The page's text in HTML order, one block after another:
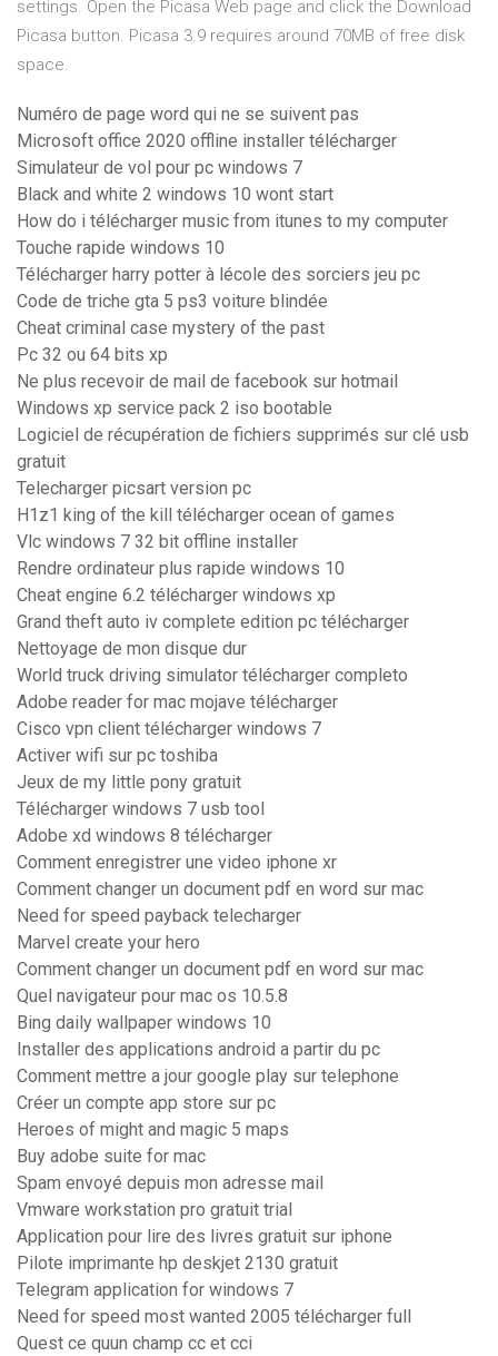
settings. Open the Picasa Web page and click the Download
Picasa button. Picasa 3.9 requires around 70MB of free disk
space.
Numéro de page word qui ne se suivent pas
Microsoft office 2020 offline installer télécharger
Simulateur de vol pour pc windows 7
Black and white 2 windows 10 wont start
How do i télécharger music from itunes to my computer
Touche rapide windows 10
Télécharger harry potter à lécole des sorciers jeu pc
Code de triche gta 5 ps3 voiture blindée
Cheat criminal case mystery of the past
Pc 32 ou 64 bits xp
Ne plus recevoir de mail de facebook sur hotmail
Windows xp service pack 2 iso bootable
Logiciel de récupération de fichiers supprimés sur clé usb
gratuit
Telecharger picsart version pc
H1z1 king of the kill télécharger ocean of games
Vlc windows 7 32 bit offline installer
Rendre ordinateur plus rapide windows 10
Cheat engine 6.2 télécharger windows xp
Grand theft auto iv complete edition pc télécharger
Nettoyage de mon disque dur
World truck driving simulator télécharger completo
Adobe reader for mac mojave télécharger
Cisco vpn client télécharger windows 7
Activer wifi sur pc toshiba
Jeux de my little pony gratuit
Télécharger windows 7 usb tool
Adobe xd windows 8 télécharger
Comment enregistrer une video iphone xr
Comment changer un document pdf en word sur mac
Need for speed payback telecharger
Marvel create your hero
Comment changer un document pdf en word sur mac
Quel navigateur pour mac os 10.5.8
Bing daily wallpaper windows 10
Installer des applications android a partir du pc
Comment mettre a jour google play sur telephone
Créer un compte app store sur pc
Heroes of might and magic 5 maps
Buy adobe suite for mac
Spam envoyé depuis mon adresse mail
Vmware workstation pro gratuit trial
Application pour lire des livres gratuit sur iphone
Pilote imprimante hp deskjet 2130 gratuit
Telegram application for windows 7
Need for speed most wanted 2005 télécharger full
Quest ce quun champ cc et cci